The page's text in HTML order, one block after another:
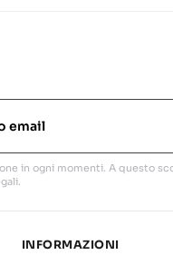
in ogni momenti. A questo
INFORMAZIONI